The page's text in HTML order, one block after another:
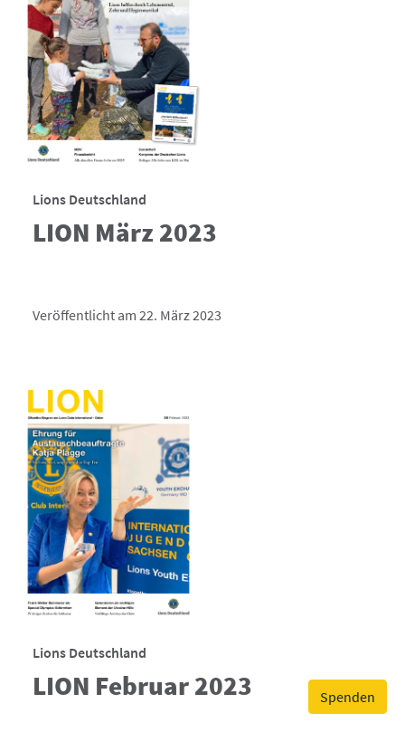
Spenden
Lions Deutschland
LION März 2023
Veröffentlicht am 22. März 2023
Lions Deutschland
LION Februar 2023